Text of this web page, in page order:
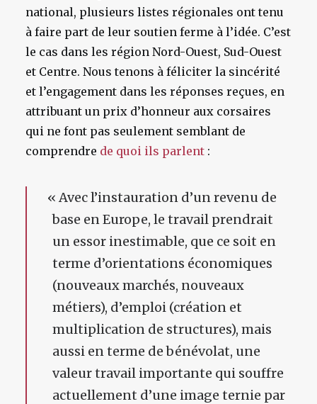
national, plusieurs listes régionales ont tenu
à faire part de leur soutien ferme à l’idée. C’est
le cas dans les région Nord-Ouest, Sud-Ouest
et Centre. Nous tenons à féliciter la sincérité
et l’engagement dans les réponses reçues, en
attribuant un prix d’honneur aux corsaires
qui ne font pas seulement semblant de
comprendre de quoi ils parlent :
« Avec l’instauration d’un revenu de
base en Europe, le travail prendrait
un essor inestimable, que ce soit en
terme d’orientations économiques
(nouveaux marchés, nouveaux
métiers), d’emploi (création et
multiplication de structures), mais
aussi en terme de bénévolat, une
valeur travail importante qui souffre
actuellement d’une image ternie par